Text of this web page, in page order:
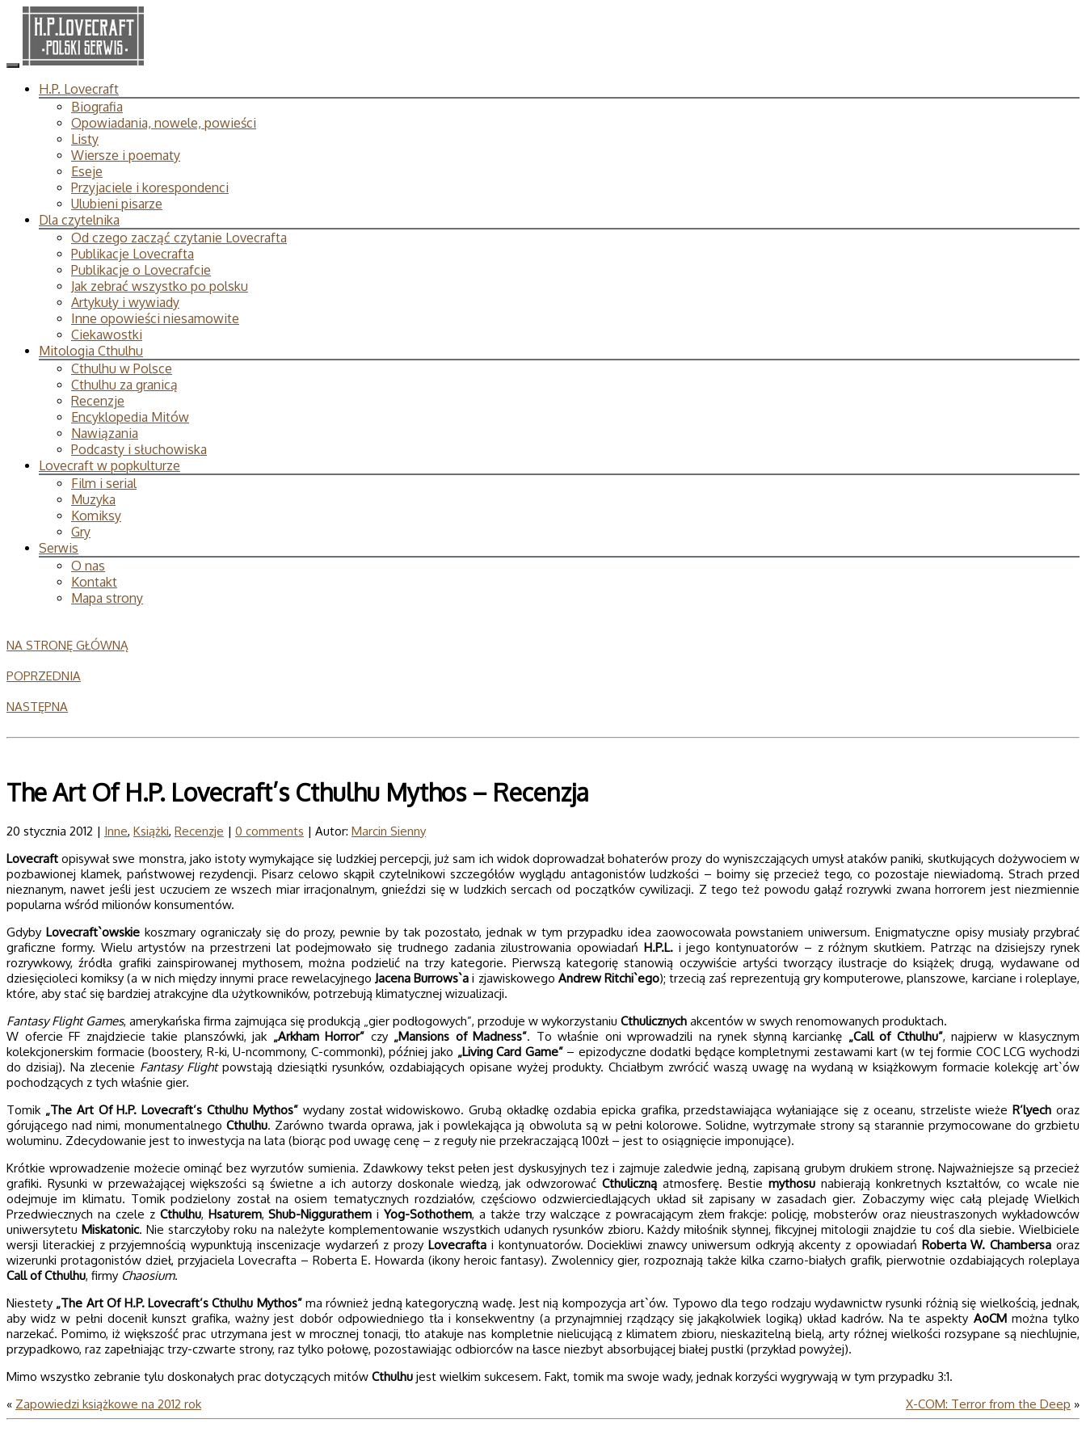
H.P. Lovecraft
Biografia
Opowiadania, nowele, powieści
Listy
Wiersze i poematy
Eseje
Przyjaciele i korespondenci
Ulubieni pisarze
Dla czytelnika
Od czego zacząć czytanie Lovecrafta
Publikacje Lovecrafta
Publikacje o Lovecrafcie
Jak zebrać wszystko po polsku
Artykuły i wywiady
Inne opowieści niesamowite
Ciekawostki
Mitologia Cthulhu
Cthulhu w Polsce
Cthulhu za granicą
Recenzje
Encyklopedia Mitów
Nawiązania
Podcasty i słuchowiska
Lovecraft w popkulturze
Film i serial
Muzyka
Komiksy
Gry
Serwis
O nas
Kontakt
Mapa strony
NA STRONĘ GŁÓWNĄ
POPRZEDNIA
NASTĘPNA
The Art Of H.P. Lovecraft’s Cthulhu Mythos – Recenzja
20 stycznia 2012 | Inne, Książki, Recenzje | 0 comments | Autor: Marcin Sienny
Lovecraftopisywał swe monstra, jako istoty wymykające się ludzkiej percepcji, już sam ich widok doprowadzał bohaterów prozy do wyniszczających umysł ataków paniki, skutkujących dożywociem w
pozbawionej klamek, państwowej rezydencji. Pisarz celowo skąpił czytelnikowi szczegółów wyglądu antagonistów ludzkości – boimy się przecież tego, co pozostaje niewiadomą. Strach przed
nieznanym, nawet jeśli jest uczuciem ze wszech miar irracjonalnym, gnieździ się w ludzkich sercach od początków cywilizacji. Z tego też powodu gałąź rozrywki zwana horrorem jest niezmiennie
popularna wśród milionów konsumentów.
Gdyby Lovecraft`owskiekoszmary ograniczały się do prozy, pewnie by tak pozostało, jednak w tym przypadku idea zaowocowała powstaniem uniwersum. Enigmatyczne opisy musiały przybrać
graficzne formy. Wielu artystów na przestrzeni lat podejmowało się trudnego zadania zilustrowania opowiadań H.P.L.i jego kontynuatorów – z różnym skutkiem. Patrząc na dzisiejszy rynek
rozrywkowy, źródła grafiki zainspirowanej mythosem, można podzielić na trzy kategorie. Pierwszą kategorię stanowią oczywiście artyści tworzący ilustracje do książek; drugą, wydawane od
dziesięcioleci komiksy (a w nich między innymi prace rewelacyjnegoJacena Burrows`a i zjawiskowego Andrew Ritchi`ego); trzecią zaś reprezentują gry komputerowe, planszowe, karciane i roleplaye,
które, aby stać się bardziej atrakcyjne dla użytkowników, potrzebują klimatycznej wizualizacji.
Fantasy Flight Games, amerykańska firma zajmująca się produkcją „gier podłogowych”, przoduje w wykorzystaniu Cthulicznych akcentów w swych renomowanych produktach.
W ofercie FF znajdziecie takie planszówki, jak „Arkham Horror” czy „Mansions of Madness”. To właśnie oni wprowadzili na rynek słynną karciankę „Call of Cthulhu”, najpierw w klasycznym
kolekcjonerskim formacie (boostery, R-ki, U-ncommony, C-commonki), później jako „Living Card Game”– epizodyczne dodatki będące kompletnymi zestawami kart (w tej formie COC LCG wychodzi
do dzisiaj). Na zlecenie Fantasy Flightpowstają dziesiątki rysunków, ozdabiających opisane wyżej produkty. Chciałbym zwrócić waszą uwagę na wydaną w książkowym formacie kolekcję art`ów
pochodzących z tych właśnie gier.
Tomik „The Art Of H.P. Lovecraft’s Cthulhu Mythos”wydany został widowiskowo. Grubą okładkę ozdabia epicka grafika, przedstawiająca wyłaniające się z oceanu, strzeliste wieże R’lyech oraz
górującego nad nimi, monumentalnegoCthulhu. Zarówno twarda oprawa, jak i powlekająca ją obwoluta są w pełni kolorowe. Solidne, wytrzymałe strony są starannie przymocowane do grzbietu
woluminu. Zdecydowanie jest to inwestycja na lata (biorąc pod uwagę cenę – z reguły nie przekraczającą 100zł – jest to osiągnięcie imponujące).
Krótkie wprowadzenie możecie ominąć bez wyrzutów sumienia. Zdawkowy tekst pełen jest dyskusyjnych tez i zajmuje zaledwie jedną, zapisaną grubym drukiem stronę. Najważniejsze są przecież
grafiki. Rysunki w przeważającej większości są świetne a ich autorzy doskonale wiedzą, jak odwzorowaćCthuliczną atmosferę. Bestie mythosunabierają konkretnych kształtów, co wcale nie
odejmuje im klimatu. Tomik podzielony został na osiem tematycznych rozdziałów, częściowo odzwierciedlających układ sił zapisany w zasadach gier. Zobaczymy więc całą plejadę Wielkich
Przedwiecznych na czele z Cthulhu, Hsaturem,Shub-Niggurathem iYog-Sothothem, a także trzy walczące z powracającym złem frakcje: policję, mobsterów oraz nieustraszonych wykładowców
uniwersytetu Miskatonic. Nie starczyłoby roku na należyte komplementowanie wszystkich udanych rysunków zbioru. Każdy miłośnik słynnej, fikcyjnej mitologii znajdzie tu coś dla siebie. Wielbiciele
wersji literackiej z przyjemnością wypunktują inscenizacje wydarzeń z prozy Lovecraftai kontynuatorów. Dociekliwi znawcy uniwersum odkryją akcenty z opowiadań Roberta W. Chambersa oraz
wizerunki protagonistów dzieł, przyjaciela Lovecrafta – Roberta E. Howarda (ikony heroic fantasy). Zwolennicy gier, rozpoznają także kilka czarno-białych grafik, pierwotnie ozdabiających roleplaya
Call of Cthulhu, firmy Chaosium.
Niestety „The Art Of H.P. Lovecraft’s Cthulhu Mythos”ma również jedną kategoryczną wadę. Jest nią kompozycja art`ów. Typowo dla tego rodzaju wydawnictw rysunki różnią się wielkością, jednak,
aby widz w pełni docenił kunszt grafika, ważny jest dobór odpowiedniego tła i konsekwentny (a przynajmniej rządzący się jakąkolwiek logiką) układ kadrów. Na te aspekty AoCMmożna tylko
narzekać. Pomimo, iż większość prac utrzymana jest w mrocznej tonacji, tło atakuje nas kompletnie nielicującą z klimatem zbioru, nieskazitelną bielą, arty różnej wielkości rozsypane są niechlujnie,
przypadkowo, raz zapełniając trzy-czwarte strony, raz tylko połowę, pozostawiając odbiorców na łasce niezbyt absorbującej białej pustki (przykład powyżej).
Mimo wszystko zebranie tylu doskonałych prac dotyczących mitów Cthulhu jest wielkim sukcesem. Fakt, tomik ma swoje wady, jednak korzyści wygrywają w tym przypadku 3:1.
« Zapowiedzi książkowe na 2012 rok X-COM: Terror from the Deep »